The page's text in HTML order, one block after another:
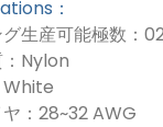
：
生産可能極数：
Nylon
White
：28~32 AWG